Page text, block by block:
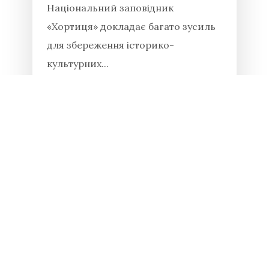
Національний заповідник
«Хортиця» докладає багато зусиль
для збереження історико-
культурних...